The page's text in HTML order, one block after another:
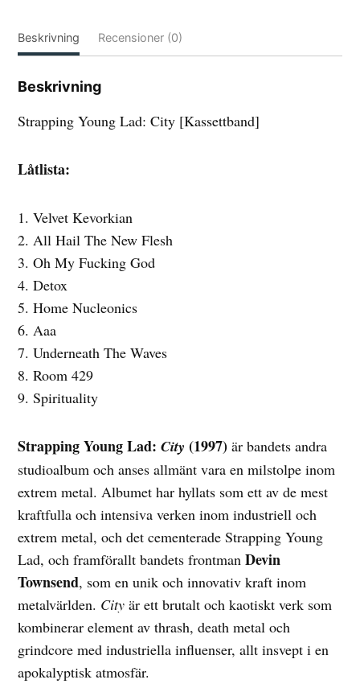
Beskrivning Recensioner (0)
Beskrivning
Strapping Young Lad: City [Kassettband]
Låtlista:
1. Velvet Kevorkian
2. All Hail The New Flesh
3. Oh My Fucking God
4. Detox
5. Home Nucleonics
6. Aaa
7. Underneath The Waves
8. Room 429
9. Spirituality
Strapping Young Lad:City (1997) är bandets andra
studioalbum och anses allmänt vara en milstolpe inom
extrem metal. Albumet har hyllats som ett av de mest
kraftfulla och intensiva verken inom industriell och
extrem metal, och det cementerade Strapping Young
Lad, och framförallt bandets frontmanDevin
Townsend, som en unik och innovativ kraft inom
metalvärlden. City är ett brutalt och kaotiskt verk som
kombinerar element av thrash, death metal och
grindcore med industriella influenser, allt insvept i en
apokalyptisk atmosfär.